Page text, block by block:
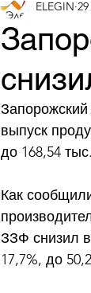
ELEGIN
выпуск
до 168,54
Как
ЗЗФ снизил
17,7%, до